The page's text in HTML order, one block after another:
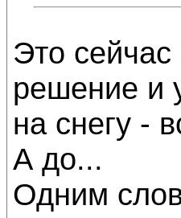
Это
решение и
на снегу -
А до...
Одним